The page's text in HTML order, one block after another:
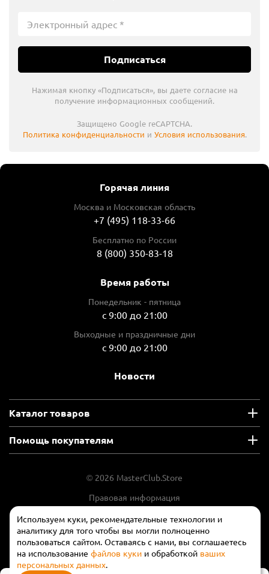
Используем куки, рекомендательные технологии и
аналитику для того чтобы вы могли полноценно
пользоваться сайтом. Оставаясь с нами, вы соглашаетесь
на использование файлов куки и обработкой ваших
персональных данных.
Подписаться
Нажимая кнопку «Подписаться», вы даете согласие на
получение информационных сообщений.
Защищено Google reCAPTCHA.
Политика конфиденциальности и Условия использования.
Горячая линия
Москва и Московская область
+7 (495) 118-33-66
Бесплатно по России
8 (800) 350-83-18
Время работы
Понедельник - пятница
с 9:00 до 21:00
Выходные и праздничные дни
с 9:00 до 21:00
Новости
Каталог товаров
Помощь покупателям
© 2026 MasterClub.Store
Правовая информация
Положение об обработки и защите
персональных данных